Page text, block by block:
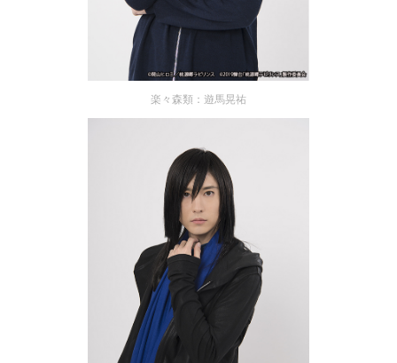
楽々森類：遊馬晃祐